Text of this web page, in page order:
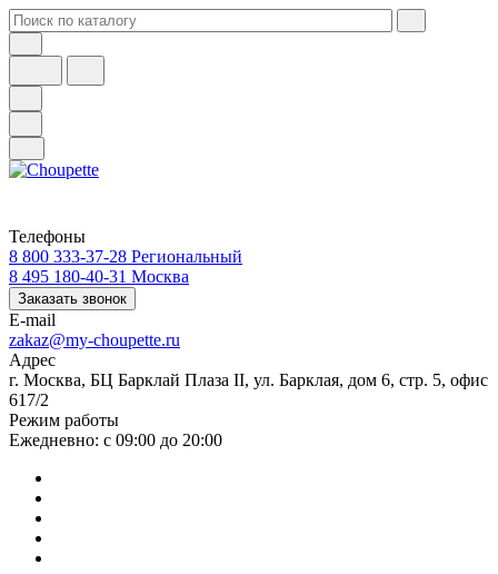
Телефоны
8 800 333-37-28 Региональный
8 495 180-40-31 Москва
Заказать звонок
E-mail
zakaz@my-choupette.ru
Адрес
г. Москва, БЦ Барклай Плаза II, ул. Барклая, дом 6, стр. 5, офис
617/2
Режим работы
Ежедневно: с 09:00 до 20:00